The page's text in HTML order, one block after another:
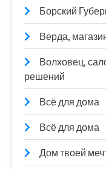
Борский
Верда,
Волховец,
решений
Всё для дома
Всё для дома
Дом твоей